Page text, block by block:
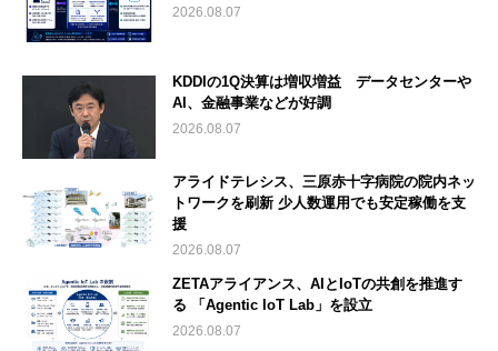
2026.08.07
KDDIの1Q決算は増収増益 データセンターや
AI、金融事業などが好調
2026.08.07
アライドテレシス、三原赤十字病院の院内ネッ
トワークを刷新 少人数運用でも安定稼働を支
援
2026.08.07
ZETAアライアンス、AIとIoTの共創を推進す
る 「Agentic IoT Lab」を設立
2026.08.07